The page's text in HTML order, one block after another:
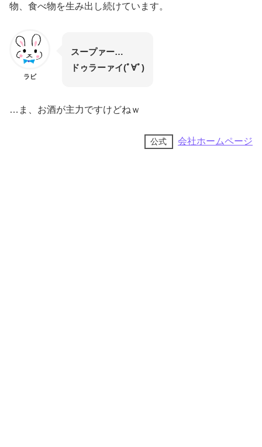
物、食べ物を生み出し続けています。
ラビ
スープァー…
ドゥラーァイ(ﾟ∀ﾟ)
…ま、お酒が主力ですけどねｗ
公式 会社ホームページ